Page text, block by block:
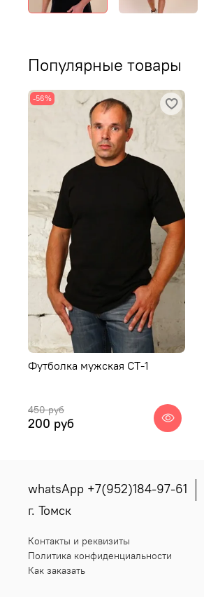
Популярные товары
-56%
Футболка мужская СТ-1
450 руб
200 руб
whatsApp +7(952)184-97-61
г. Томск
Контакты и реквизиты
Политика конфиденциальности
Как заказать